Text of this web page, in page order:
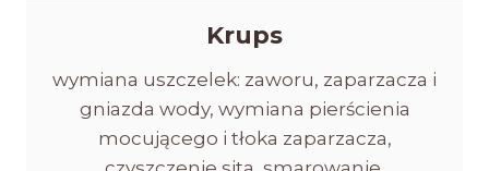
Krups
wymiana uszczelek: zaworu, zaparzacza i
gniazda wody, wymiana pierścienia
mocującego i tłoka zaparzacza,